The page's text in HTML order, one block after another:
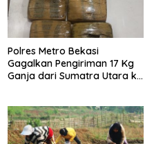
Polres Metro Bekasi
Gagalkan Pengiriman 17 Kg
Ganja dari Sumatra Utara ke